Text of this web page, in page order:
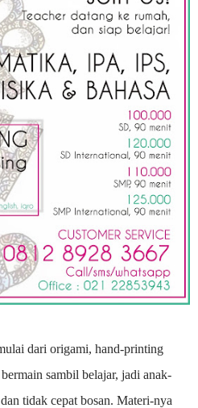
sambil belajar, jadi anak-
tidak cepat bosan. Materi-nya